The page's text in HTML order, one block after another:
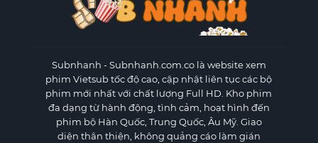
Subnhanh - Subnhanh.com.co là website xem
phim Vietsub tốc độ cao, cập nhật liên tục các bộ
phim mới nhất với chất lượng Full HD. Kho phim
đa dạng từ hành động, tình cảm, hoạt hình đến
phim bộ Hàn Quốc, Trung Quốc, Âu Mỹ. Giao
diện thân thiện, không quảng cáo làm gián